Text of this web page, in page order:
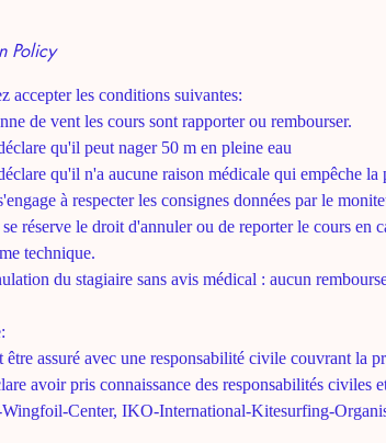
Policy
accepter les conditions suivantes:
de vent les cours sont rapporter ou rembourser.
qu'il peut nager 50 m en pleine eau
qu'il n'a aucune raison médicale qui empêche la
à respecter les consignes données par le
réserve le droit d'annuler ou de reporter le cours en
technique.
du stagiaire sans avis médical : aucun
assuré avec une responsabilité civile couvrant la
avoir pris connaissance des responsabilités civiles
Center, IKO-International-Kitesurfing-